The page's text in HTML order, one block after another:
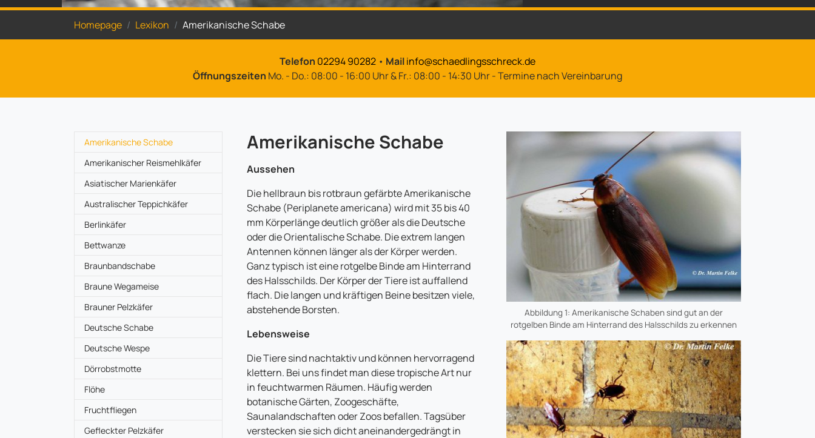
Homepage Lexikon Amerikanische Schabe
Telefon 02294 90282 • Mailinfo@schaedlingsschreck.de
Öffnungszeiten Mo. - Do.: 08:00 - 16:00 Uhr & Fr.: 08:00 - 14:30 Uhr - Termine nach Vereinbarung
Amerikanische Schabe(current)
Amerikanischer Reismehlkäfer
Asiatischer Marienkäfer
Australischer Teppichkäfer
Berlinkäfer
Bettwanze
Braunbandschabe
Braune Wegameise
Brauner Pelzkäfer
Deutsche Schabe
Deutsche Wespe
Dörrobstmotte
Flöhe
Fruchtfliegen
Gefleckter Pelzkäfer
Abbildung 1: Amerikanische Schaben sind gut an der
rotgelben Binde am Hinterrand des Halsschilds zu erkennen
Amerikanische Schabe
Aussehen
Die hellbraun bis rotbraun gefärbte Amerikanische
Schabe (Periplanete americana) wird mit 35 bis 40
mm Körperlänge deutlich größer als die Deutsche
oder die Orientalische Schabe. Die extrem langen
Antennen können länger als der Körper werden.
Ganz typisch ist eine rotgelbe Binde am Hinterrand
des Halsschilds. Der Körper der Tiere ist auffallend
flach. Die langen und kräftigen Beine besitzen viele,
abstehende Borsten.
Lebensweise
Die Tiere sind nachtaktiv und können hervorragend
klettern. Bei uns findet man diese tropische Art nur
in feuchtwarmen Räumen. Häufig werden
botanische Gärten, Zoogeschäfte,
Saunalandschaften oder Zoos befallen. Tagsüber
verstecken sie sich dicht aneinandergedrängt in